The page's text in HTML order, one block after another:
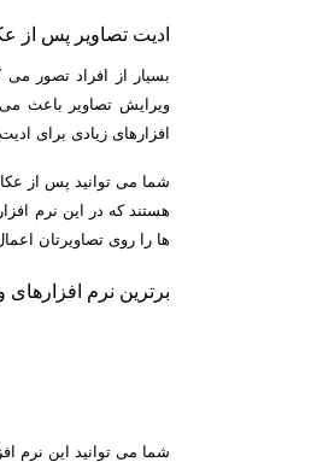
ادیت تصاویر پس از
بسیار از افراد تصور
ویرایش تصاویر باعث
افزارهای زیادی برای
هستند که در این نرم
ها را روی تصاویرتان
برترین نرم
شما می توانید این نرم